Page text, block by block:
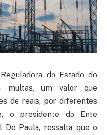
do Estado do
multas, um valor que
de reais, por diferentes
o presidente do Ente
De Paula, ressalta que o